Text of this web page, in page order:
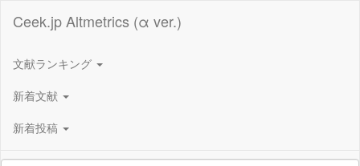
Ceek.jp Altmetrics (α ver.)
文献ランキング
新着文献
新着投稿